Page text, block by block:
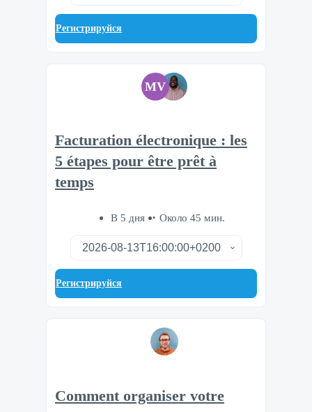
Регистрируйся
MV
Facturation électronique : les
5 étapes pour être prêt à
temps
В 5 дня Около 45 мин.
Регистрируйся
Comment organiser votre